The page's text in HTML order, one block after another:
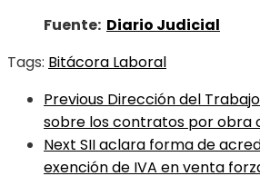
Fuente: Diario Judicial
Tags: Bitácora Laboral
Previous Dirección del
sobre los contratos por obra
Next SII aclara forma de
exención de IVA en venta